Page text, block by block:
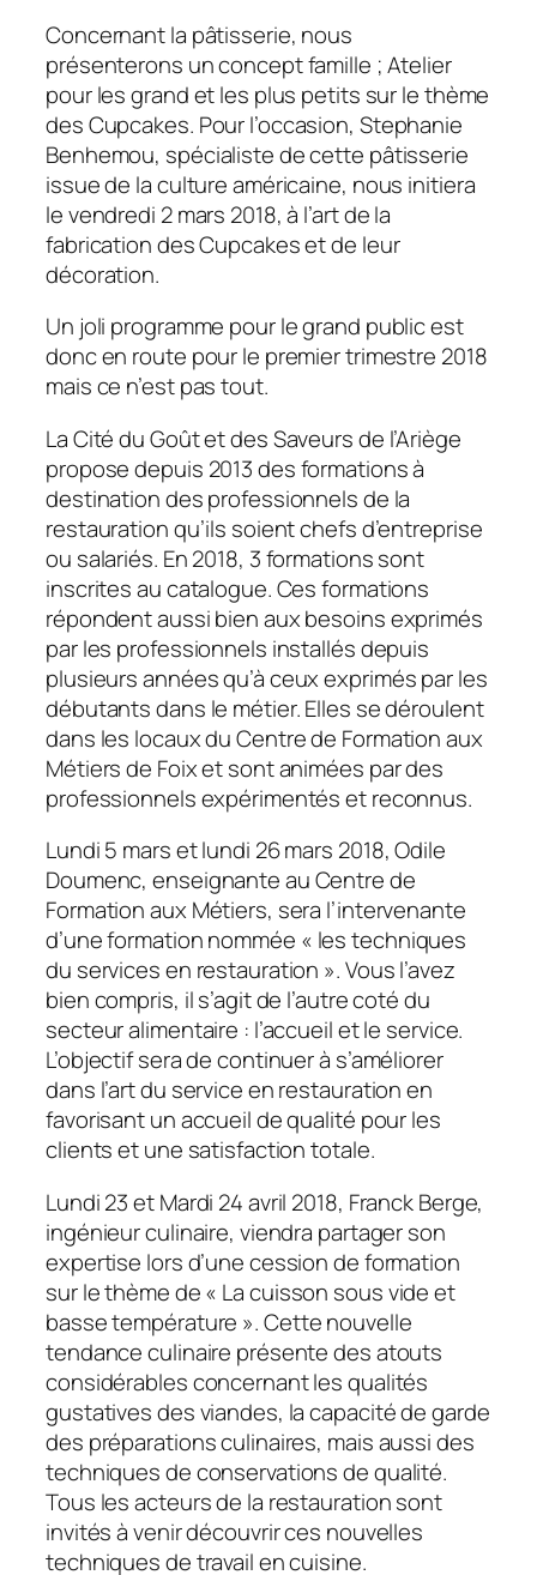
Concernant la pâtisserie, nous
présenterons un concept famille ; Atelier
pour les grand et les plus petits sur le thème
des Cupcakes. Pour l’occasion, Stephanie
Benhemou, spécialiste de cette pâtisserie
issue de la culture américaine, nous initiera
le vendredi 2 mars 2018, à l’art de la
fabrication des Cupcakes et de leur
décoration.
Un joli programme pour le grand public est
donc en route pour le premier trimestre 2018
mais ce n’est pas tout.
La Cité du Goût et des Saveurs de l’Ariège
propose depuis 2013 des formations à
destination des professionnels de la
restauration qu’ils soient chefs d’entreprise
ou salariés. En 2018, 3 formations sont
inscrites au catalogue. Ces formations
répondent aussi bien aux besoins exprimés
par les professionnels installés depuis
plusieurs années qu’à ceux exprimés par les
débutants dans le métier. Elles se déroulent
dans les locaux du Centre de Formation aux
Métiers de Foix et sont animées par des
professionnels expérimentés et reconnus.
Lundi 5 mars et lundi 26 mars 2018, Odile
Doumenc, enseignante au Centre de
Formation aux Métiers, sera l’intervenante
d’une formation nommée « les techniques
du services en restauration ». Vous l’avez
bien compris, il s’agit de l’autre coté du
secteur alimentaire : l’accueil et le service.
L’objectif sera de continuer à s’améliorer
dans l’art du service en restauration en
favorisant un accueil de qualité pour les
clients et une satisfaction totale.
Lundi 23 et Mardi 24 avril 2018, Franck Berge,
ingénieur culinaire, viendra partager son
expertise lors d’une cession de formation
sur le thème de « La cuisson sous vide et
basse température ». Cette nouvelle
tendance culinaire présente des atouts
considérables concernant les qualités
gustatives des viandes, la capacité de garde
des préparations culinaires, mais aussi des
techniques de conservations de qualité.
Tous les acteurs de la restauration sont
invités à venir découvrir ces nouvelles
techniques de travail en cuisine.